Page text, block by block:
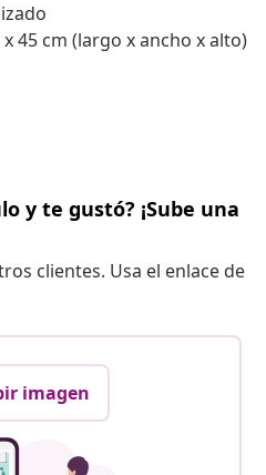
45 cm (largo x ancho x alto)
y te gustó? ¡Sube una
clientes. Usa el enlace de
imagen